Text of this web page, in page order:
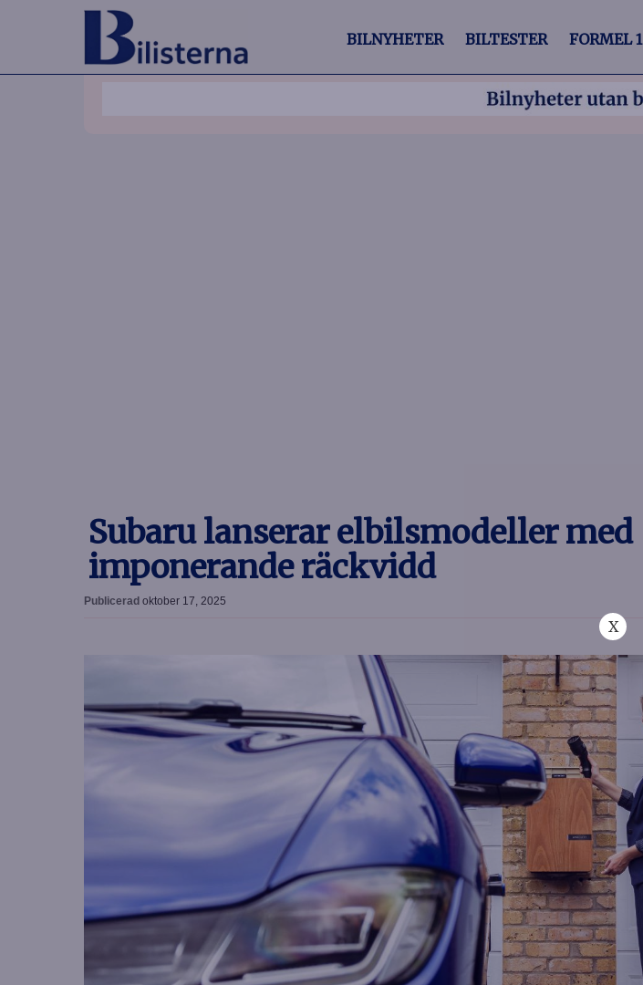
X
BILNYHETER BILTESTER FORMEL 1
Subaru lanserar elbilsmodeller med
imponerande räckvidd
Publicerad oktober 17, 2025